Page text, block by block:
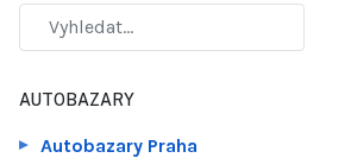
AUTOBAZARY
Autobazary Praha